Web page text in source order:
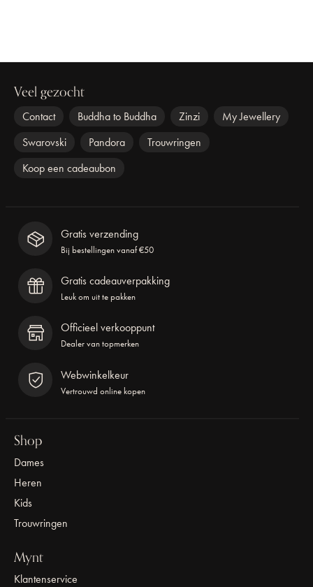
Veel gezocht
Contact Buddha to Buddha Zinzi
My Jewellery
Swarovski
Pandora
Trouwringen
Koop een cadeaubon
Gratis verzending
Bij bestellingen vanaf €50
Gratis cadeauverpakking
Leuk om uit te pakken
Officieel verkooppunt
Dealer van topmerken
Webwinkelkeur
Vertrouwd online kopen
Shop
Dames
Heren
Kids
Trouwringen
Mynt
Klantenservice